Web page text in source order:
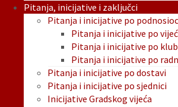
Pitanja, inicijative i zaključci
Pitanja i inicijative po
Pitanja i inicijative po
Pitanja i inicijative po
Pitanja i inicijative po
Pitanja i inicijative po dostavi
Pitanja i inicijative po sjednici
Inicijative Gradskog vijeća